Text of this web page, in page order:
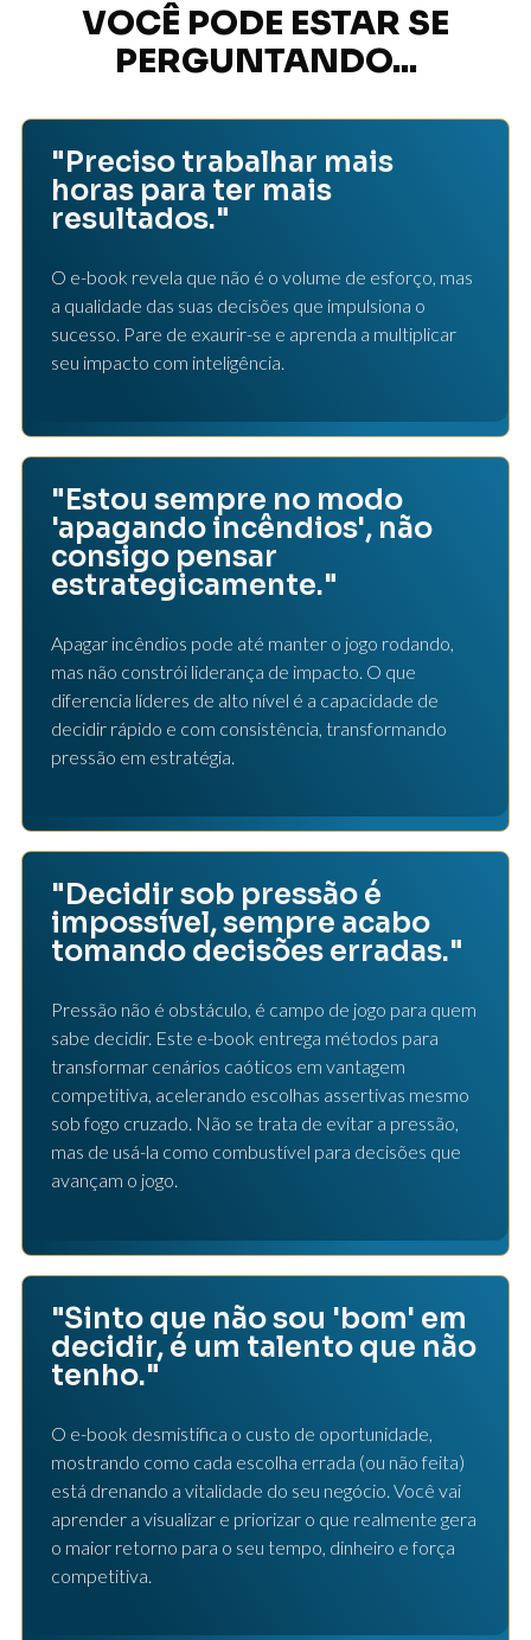
VOCÊ PODE ESTAR SE
PERGUNTANDO...
"Preciso trabalhar mais
horas para ter mais
resultados."
O e-book revela que não é o volume de esforço, mas
a qualidade das suas decisões que impulsiona o
sucesso. Pare de exaurir-se e aprenda a multiplicar
seu impacto com inteligência.
"Estou sempre no modo
'apagando incêndios', não
consigo pensar
estrategicamente."
Apagar incêndios pode até manter o jogo rodando,
mas não constrói liderança de impacto. O que
diferencia líderes de alto nível é a capacidade de
decidir rápido e com consistência, transformando
pressão em estratégia.
"Decidir sob pressão é
impossível, sempre acabo
tomando decisões erradas."
Pressão não é obstáculo, é campo de jogo para quem
sabe decidir. Este e-book entrega métodos para
transformar cenários caóticos em vantagem
competitiva, acelerando escolhas assertivas mesmo
sob fogo cruzado. Não se trata de evitar a pressão,
mas de usá-la como combustível para decisões que
avançam o jogo.
"Sinto que não sou 'bom' em
decidir, é um talento que não
tenho."
O e-book desmistifica o custo de oportunidade,
mostrando como cada escolha errada (ou não feita)
está drenando a vitalidade do seu negócio. Você vai
aprender a visualizar e priorizar o que realmente gera
o maior retorno para o seu tempo, dinheiro e força
competitiva.